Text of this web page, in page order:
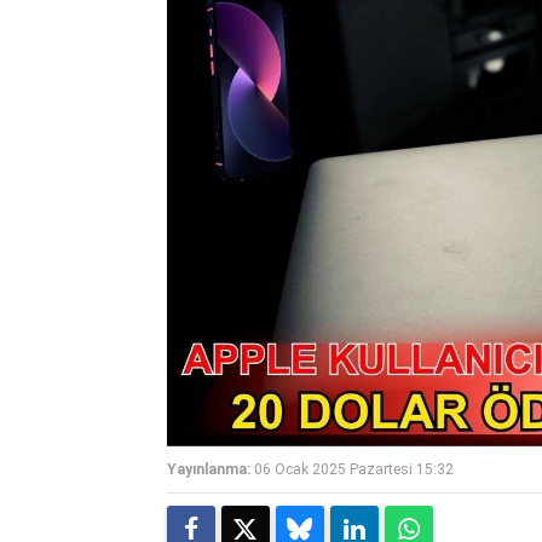
Yayınlanma: 06 Ocak 2025 Pazartesi 15:32